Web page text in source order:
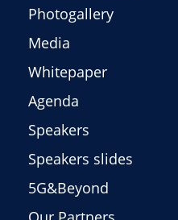
Photogallery
Media
Whitepaper
Agenda
Speakers
Speakers slides
5G&Beyond